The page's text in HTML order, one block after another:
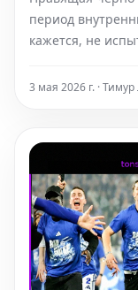
период
кажется, не
к выходу из
3 мая 2026 г. ·